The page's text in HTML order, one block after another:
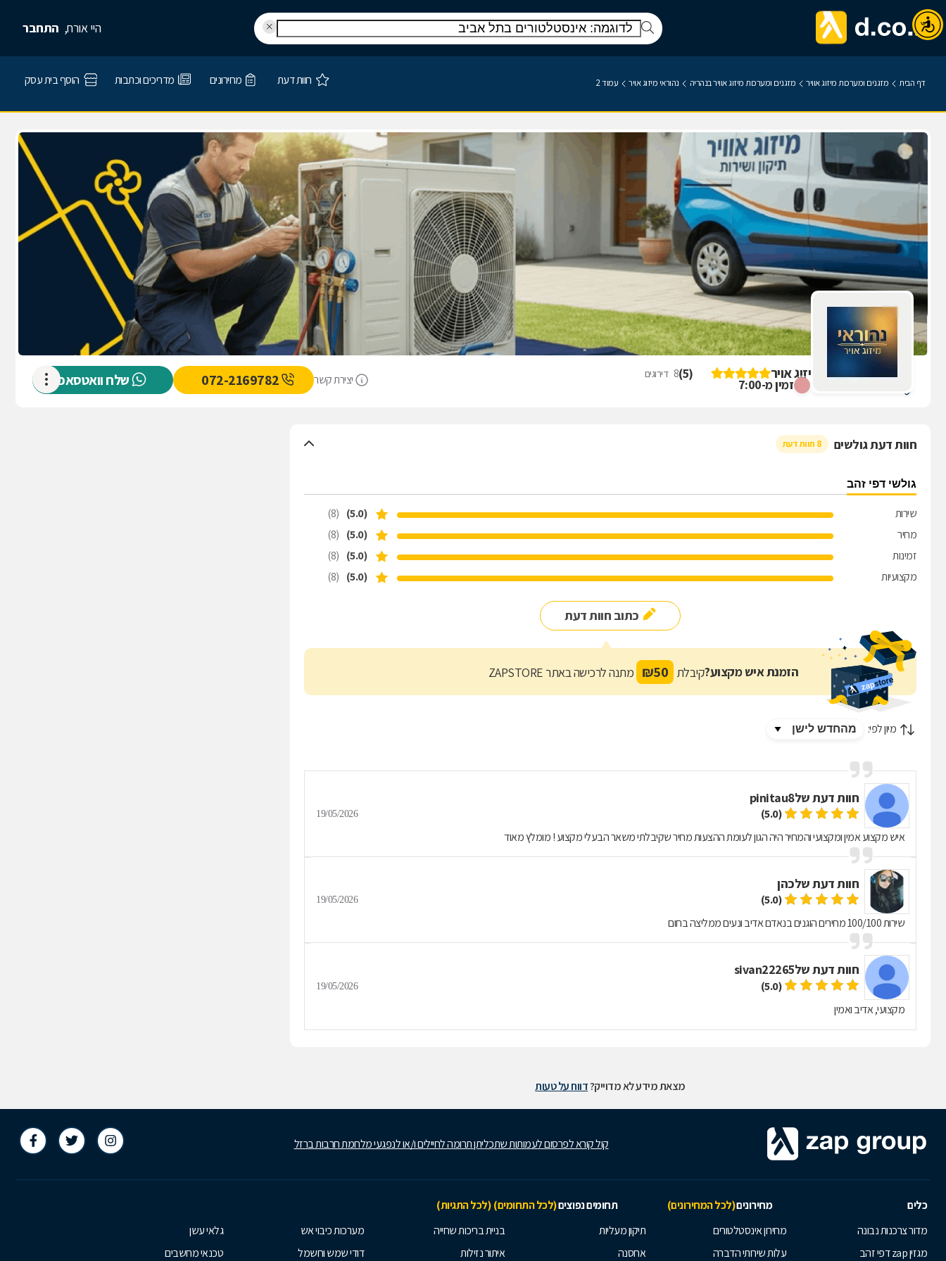
היי אורח, התחבר
דף הבית מזגנים ומערכות מיזוג אוויר מזגנים ומערכות מיזוג אוויר בנהריה נהוראי מיזוג אויר עמוד 2 חוות דעת מחירונים מדריכים וכתבות הוסף בית עסק
זמין מ-7:00
ביקורת על נהוראי מיזוג אויר (
5
)
8 דירוגים יצירת קשר 072-2169782 שלח וואטסאפ
חוות דעת גולשים 8 חוות דעת
גולשי דפי זהב
שירות (5.0)
(8)
מחיר
(5.0)
(8)
זמינות
(5.0)
(8)
מקצועיות
(5.0)
(8)
כתוב חוות דעת
הזמנת איש מקצוע?קיבלת 50
₪ מתנה לרכישה באתר ZAPSTORE
מיון לפי:
חוות דעת שלpinitau8
(5.0)
19/05/2026
איש מקצוע אמין ומקצועי והמחיר היה הגון לעומת ההצעות מחיר שקיבלתי משאר הבעלי מקצוע ! מומלץ מאוד
חוות דעת שלכהן
(5.0)
19/05/2026
שירות 100/100 מחירים הוגנים בנאדם אדיב ונעים ממליצה בחום
חוות דעת שלsivan22265
(5.0)
19/05/2026
מקצועי, אדיב ואמין
מצאת מידע לא מדוייק?דווח על טעות
קול קורא לפרסום לעמותות שתכליתן תרומה לחיילים ו/או לנפגעי מלחמת חרבות ברזל
כלים מחירונים(לכל המחירונים) תחומים נפוצים(לכל התחומים) (לכל התגיות)
מדור צרכנות נבונה
מגזין zap דפי זהב
מחירון אינסטלטורים
עלות שירותי הדברה
תיקון מעליות
אחסנה
בניית בריכות שחייה
איתור נזילות
מערכות כיבוי אש
דודי שמש וחשמל
גלאי עשן
טכנאי מחשבים